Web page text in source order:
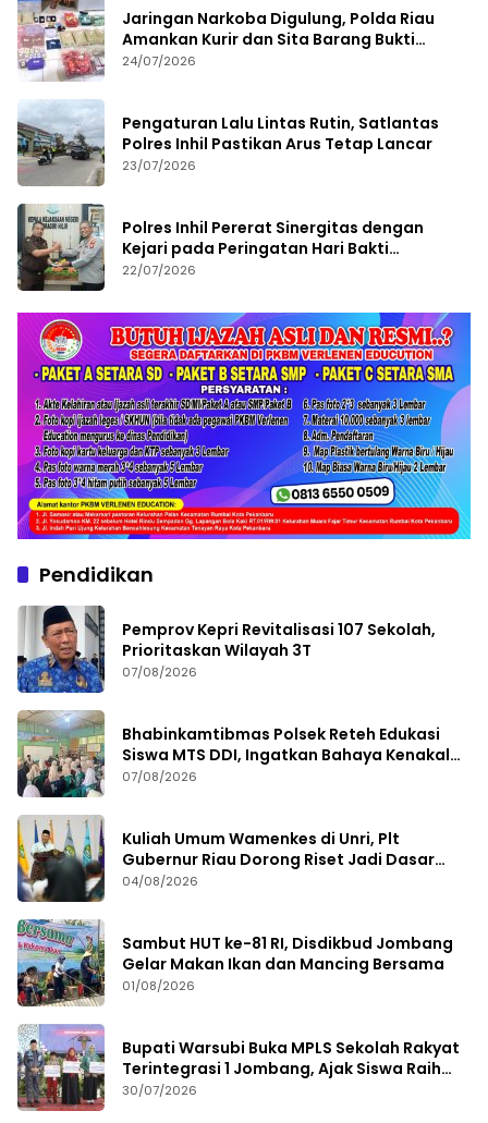
Jaringan Narkoba Digulung, Polda Riau
Amankan Kurir dan Sita Barang Bukti
Bernilai Fantastis
24/07/2026
Pengaturan Lalu Lintas Rutin, Satlantas
Polres Inhil Pastikan Arus Tetap Lancar
23/07/2026
Polres Inhil Pererat Sinergitas dengan
Kejari pada Peringatan Hari Bakti
Adhyaksa ke-66
22/07/2026
Pendidikan
Pemprov Kepri Revitalisasi 107 Sekolah,
Prioritaskan Wilayah 3T
07/08/2026
Bhabinkamtibmas Polsek Reteh Edukasi
Siswa MTS DDI, Ingatkan Bahaya Kenakalan
Remaja
07/08/2026
Kuliah Umum Wamenkes di Unri, Plt
Gubernur Riau Dorong Riset Jadi Dasar
Kebijakan Kesehatan
04/08/2026
Sambut HUT ke-81 RI, Disdikbud Jombang
Gelar Makan Ikan dan Mancing Bersama
01/08/2026
Bupati Warsubi Buka MPLS Sekolah Rakyat
Terintegrasi 1 Jombang, Ajak Siswa Raih
Prestasi
30/07/2026